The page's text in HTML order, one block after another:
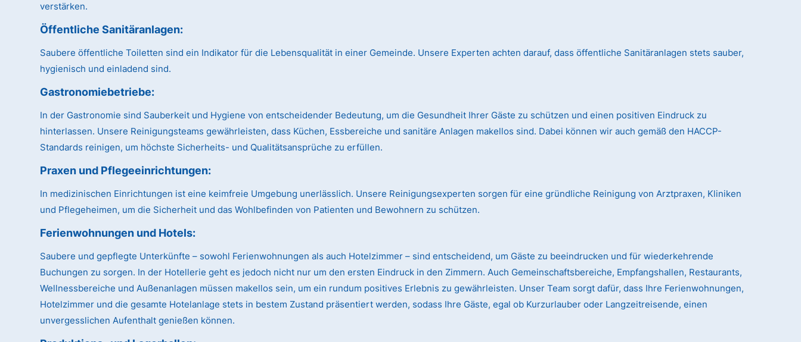
verstärken.
Öffentliche Sanitäranlagen:
Saubere öffentliche Toiletten sind ein Indikator für die Lebensqualität in einer Gemeinde. Unsere Experten achten darauf, dass öffentliche Sanitäranlagen stets sauber,
hygienisch und einladend sind.
Gastronomiebetriebe:
In der Gastronomie sind Sauberkeit und Hygiene von entscheidender Bedeutung, um die Gesundheit Ihrer Gäste zu schützen und einen positiven Eindruck zu
hinterlassen. Unsere Reinigungsteams gewährleisten, dass Küchen, Essbereiche und sanitäre Anlagen makellos sind. Dabei können wir auch gemäß den HACCP-
Standards reinigen, um höchste Sicherheits- und Qualitätsansprüche zu erfüllen.
Praxen und Pflegeeinrichtungen:
In medizinischen Einrichtungen ist eine keimfreie Umgebung unerlässlich. Unsere Reinigungsexperten sorgen für eine gründliche Reinigung von Arztpraxen, Kliniken
und Pflegeheimen, um die Sicherheit und das Wohlbefinden von Patienten und Bewohnern zu schützen.
Ferienwohnungen und Hotels:
Saubere und gepflegte Unterkünfte – sowohl Ferienwohnungen als auch Hotelzimmer – sind entscheidend, um Gäste zu beeindrucken und für wiederkehrende
Buchungen zu sorgen. In der Hotellerie geht es jedoch nicht nur um den ersten Eindruck in den Zimmern. Auch Gemeinschaftsbereiche, Empfangshallen, Restaurants,
Wellnessbereiche und Außenanlagen müssen makellos sein, um ein rundum positives Erlebnis zu gewährleisten. Unser Team sorgt dafür, dass Ihre Ferienwohnungen,
Hotelzimmer und die gesamte Hotelanlage stets in bestem Zustand präsentiert werden, sodass Ihre Gäste, egal ob Kurzurlauber oder Langzeitreisende, einen
unvergesslichen Aufenthalt genießen können.